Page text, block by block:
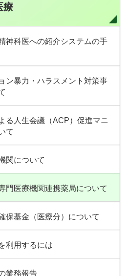
療
神科医への紹介システムの手
ン暴力・ハラスメント対策事
る人生会議（ACP）促進マニ
て
関について
門医療機関連携薬局について
保基金（医療分）について
利用するには
業務報告